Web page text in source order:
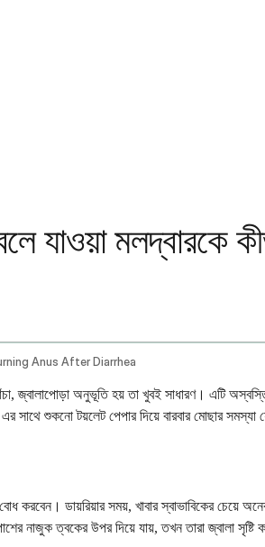
যাওয়া মলদ্বারকে
Anus After Diarrhea
জ্বালাপোড়া অনুভূতি হয় তা খুবই সাধারণ। এটি
সাথে শুকনো টয়লেট পেপার দিয়ে বারবার মোছার
করবেন। ডায়রিয়ার সময়, খাবার স্বাভাবিকের
নাজুক ত্বকের উপর দিয়ে যায়, তখন তারা জ্বালা